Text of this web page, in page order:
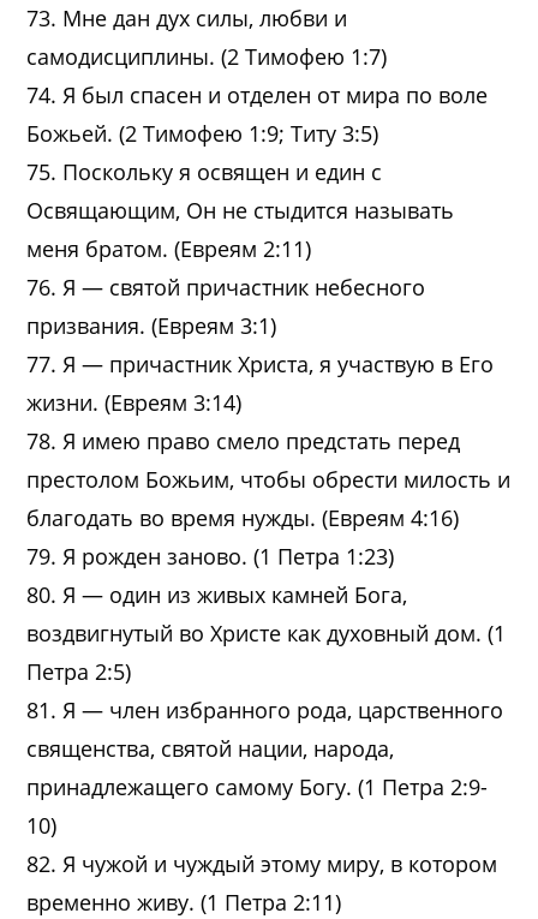
73. Мне дан дух силы, любви и
самодисциплины. (2 Тимофею 1:7)
74. Я был спасен и отделен от мира по воле
Божьей. (2 Тимофею 1:9; Титу 3:5)
75. Поскольку я освящен и един с
Освящающим, Он не стыдится называть
меня братом. (Евреям 2:11)
76. Я — святой причастник небесного
призвания. (Евреям 3:1)
77. Я — причастник Христа, я участвую в Его
жизни. (Евреям 3:14)
78. Я имею право смело предстать перед
престолом Божьим, чтобы обрести милость и
благодать во время нужды. (Евреям 4:16)
79. Я рожден заново. (1 Петра 1:23)
80. Я — один из живых камней Бога,
воздвигнутый во Христе как духовный дом. (1
Петра 2:5)
81. Я — член избранного рода, царственного
священства, святой нации, народа,
принадлежащего самому Богу. (1 Петра 2:9-
10)
82. Я чужой и чуждый этому миру, в котором
временно живу. (1 Петра 2:11)